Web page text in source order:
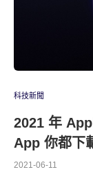
科技新聞
2021 年
App 你都下
2021-06-11